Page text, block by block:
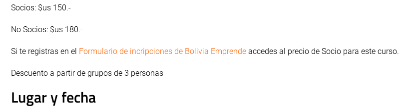
Socios: $us 150.-
No Socios: $us 180.-
Si te registras en el Formulario de incripciones de Bolivia Emprende accedes al precio de Socio para este curso.
Descuento a partir de grupos de 3 personas
Lugar y fecha